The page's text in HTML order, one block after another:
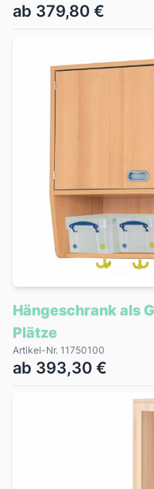
ab 379,80 €
Hängeschrank als
Plätze
Artikel-Nr. 11750100
ab 393,30 €